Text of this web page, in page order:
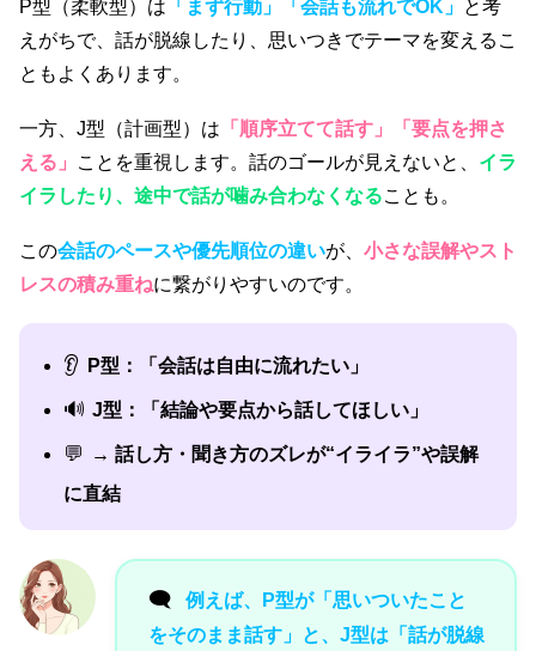
P型（柔軟型）は 「まず行動」「会話も流れでOK」 と考
えがちで、話が脱線したり、思いつきでテーマを変えるこ
ともよくあります。
一方、J型（計画型）は 「順序立てて話す」「要点を押さ
える」
ことを重視します。話のゴールが見えないと、 イラ
イラしたり、途中で話が噛み合わなくなることも。
この会話のペースや優先順位の違いが、 小さな誤解やスト
レスの積み重ねに繋がりやすいのです。
👂 P型：「会話は自由に流れたい」
🔊 J型：「結論や要点から話してほしい」
💬
→ 話し方・聞き方のズレが“イライラ”や誤解
に直結
🗨️
例えば、P型が「思いついたこと
をそのまま話す」と、J型は「話が脱線